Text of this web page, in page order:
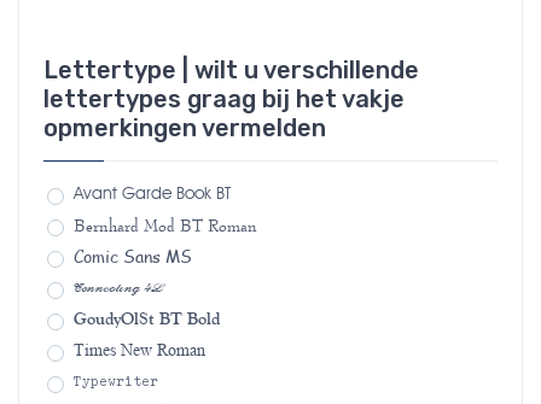
Lettertype | wilt u verschillende
lettertypes graag bij het vakje
opmerkingen vermelden
Avant Garde Book BT
Bernhard Mod BT Roman
Comic Sans MS
Connecting 4L
GoudyOlSt BT Bold
Times New Roman
Typewriter